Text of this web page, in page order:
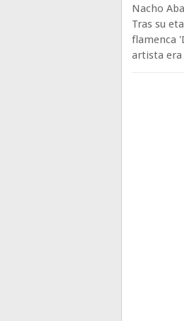
Nacho
Tras su
flamenca
artista era